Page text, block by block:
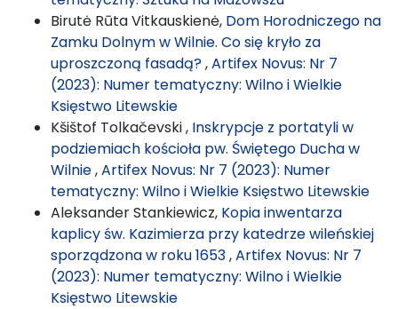
Birutė Rūta Vitkauskienė, Dom Horodniczego na
Zamku Dolnym w Wilnie. Co się kryło za
uproszczoną fasadą?,Artifex Novus: Nr 7
(2023): Numer tematyczny: Wilno i Wielkie
Księstwo Litewskie
Kšištof Tolkačevski , Inskrypcje z portatyli w
podziemiach kościoła pw. Świętego Ducha w
Wilnie,Artifex Novus: Nr 7 (2023): Numer
tematyczny: Wilno i Wielkie Księstwo Litewskie
Aleksander Stankiewicz, Kopia inwentarza
kaplicy św. Kazimierza przy katedrze wileńskiej
sporządzona w roku 1653,Artifex Novus: Nr 7
(2023): Numer tematyczny: Wilno i Wielkie
Księstwo Litewskie